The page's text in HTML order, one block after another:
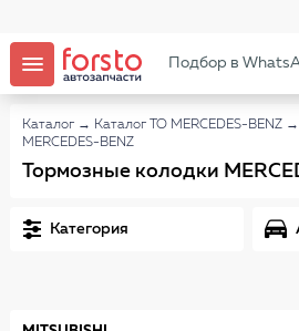
Подбор в
Каталог → Каталог ТО MERCEDES-BENZ →
MERCEDES-BENZ
Тормозные колодки
Категория